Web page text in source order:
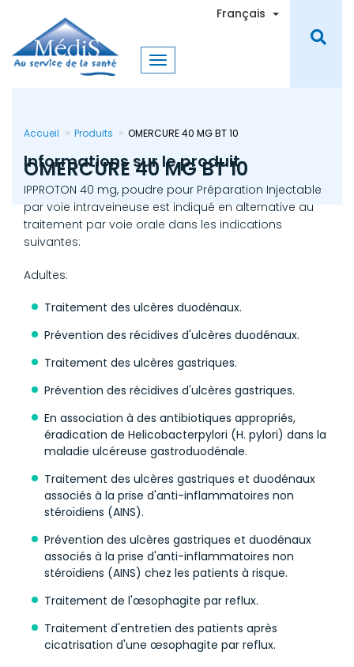
contenu
principal
Français Toggle
Accueil Produits OMERCURE 40 MG BT 10
OMERCURE 40 MG BT 10
Informations sur le produit
IPPROTON 40 mg, poudre pour Préparation Injectable
par voie intraveineuse est indiqué en alternative au
traitement par voie orale dans les indications
suivantes:
Adultes:
Traitement des ulcères duodénaux.
Prévention des récidives d'ulcères duodénaux.
Traitement des ulcères gastriques.
Prévention des récidives d'ulcères gastriques.
En association à des antibiotiques appropriés,
éradication de Helicobacterpylori (H. pylori) dans la
maladie ulcéreuse gastroduodénale.
Traitement des ulcères gastriques et duodénaux
associés à la prise d'anti-inflammatoires non
stéroïdiens (AINS).
Prévention des ulcères gastriques et duodénaux
associés à la prise d'anti-inflammatoires non
stéroïdiens (AINS) chez les patients à risque.
Traitement de l'œsophagite par reflux.
Traitement d'entretien des patients après
cicatrisation d'une œsophagite par reflux.